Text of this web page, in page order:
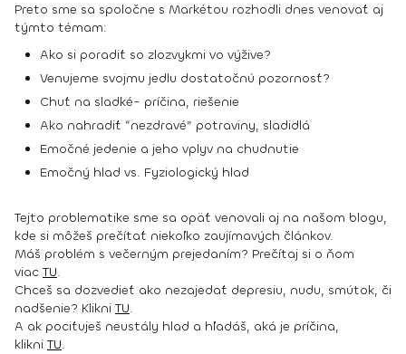
Preto sme sa spoločne s Markétou rozhodli dnes venovať aj
týmto témam:
Ako si poradiť so zlozvykmi vo výžive?
Venujeme svojmu jedlu dostatočnú pozornosť?
Chuť na sladké- príčina, riešenie
Ako nahradiť “nezdravé” potraviny, sladidlá
Emočné jedenie a jeho vplyv na chudnutie
Emočný hlad vs. Fyziologický hlad
Tejto problematike sme sa opäť venovali aj na našom blogu,
kde si môžeš prečítať niekoľko zaujímavých článkov.
Máš problém s večerným prejedaním? Prečítaj si o ňom
viac TU.
Chceš sa dozvedieť ako nezajedať depresiu, nudu, smútok, či
nadšenie? Klikni TU.
A ak pociťuješ neustály hlad a hľadáš, aká je príčina,
klikni TU.